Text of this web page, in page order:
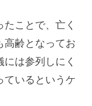
ことで、亡く
高齢となってお
は参列しにく
ているというケ